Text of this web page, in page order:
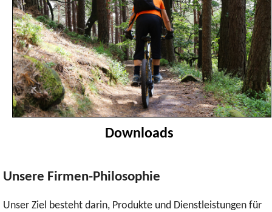
Downloads
Unsere Firmen-Philosophie
Unser Ziel besteht darin, Produkte und Dienstleistungen für